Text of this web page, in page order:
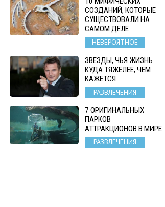
СОЗДАНИЙ, КОТОРЫЕ
СУЩЕСТВОВАЛИ НА
САМОМ ДЕЛЕ
НЕВЕРОЯТНОЕ
ЗВЕЗДЫ, ЧЬЯ ЖИЗНЬ
КУДА ТЯЖЕЛЕЕ, ЧЕМ
КАЖЕТСЯ
РАЗВЛЕЧЕНИЯ
7 ОРИГИНАЛЬНЫХ
ПАРКОВ
АТТРАКЦИОНОВ В МИРЕ
РАЗВЛЕЧЕНИЯ